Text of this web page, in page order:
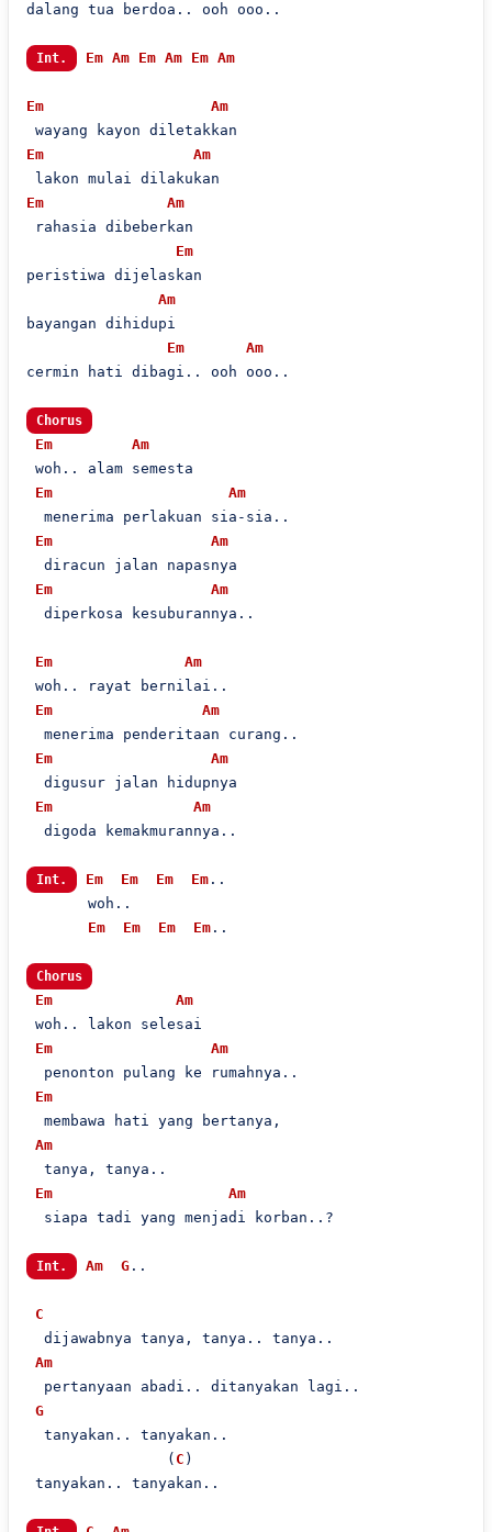
dalang tua berdoa.. ooh ooo..
Int. Em Am Em Am Em Am
Em
Am
Em
Am
Em
Am
rahasia dibeberkan
Em
peristiwa dijelaskan
Am
bayangan dihidupi
Em
Am
cermin hati dibagi.. ooh ooo..
Chorus
Em
Am
woh.. alam semesta
Em
Am
  menerima perlakuan sia-sia..
Em
Am
  diracun jalan napasnya
Em
Am
  diperkosa kesuburannya..
Em
Am
woh.. rayat bernilai..
Em
Am
  menerima penderitaan curang..
Em
Am
  digusur jalan hidupnya
Em
Am
  digoda kemakmurannya..
Int. Em Em Em Em..
       woh..
Em
Em Em Em..
Chorus
Em
Am
woh.. lakon selesai
Em
Am
  penonton pulang ke rumahnya..
Em
  membawa hati yang bertanya,
Am
  tanya, tanya..
Em
Am
  siapa tadi yang menjadi korban..?
Int. Am G..
C
  dijawabnya tanya, tanya.. tanya..
Am
  pertanyaan abadi.. ditanyakan lagi..
G
  tanyakan.. tanyakan..
                (
C )
tanyakan.. tanyakan..